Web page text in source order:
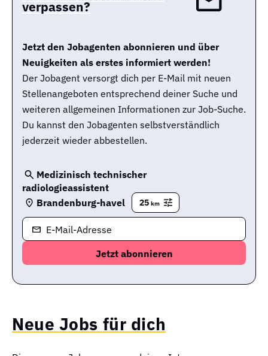
verpassen?
Jetzt den Jobagenten abonnieren und über
Neuigkeiten als erstes informiert werden!
Der Jobagent versorgt dich per E-Mail mit neuen
Stellenangeboten entsprechend deiner Suche und
weiteren allgemeinen Informationen zur Job-Suche.
Du kannst den Jobagenten selbstverständlich
jederzeit wieder abbestellen.
Medizinisch technischer
radiologieassistent
Brandenburg-havel
25 km
E-Mail-Adresse
Neue Jobs für dich